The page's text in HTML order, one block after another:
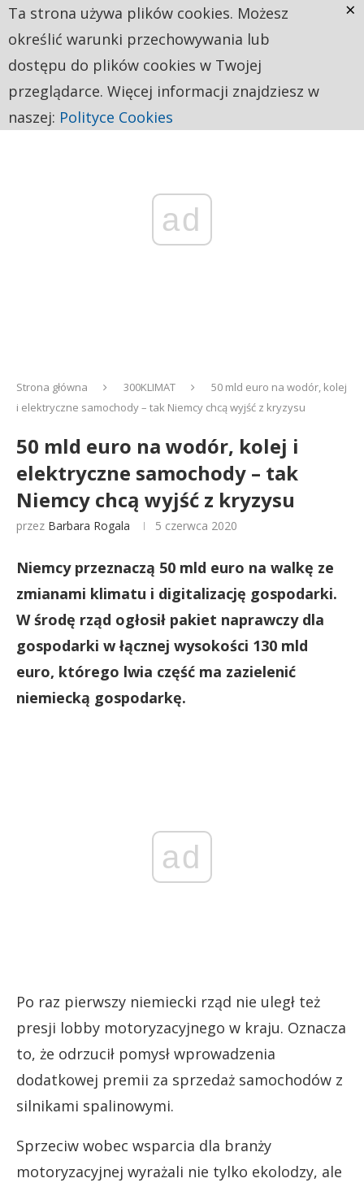
ad
Strona główna 300KLIMAT
50 mld euro na wodór, kolej
i elektryczne samochody – tak Niemcy chcą wyjść z kryzysu
50 mld euro na wodór, kolej i
elektryczne samochody – tak
Niemcy chcą wyjść z kryzysu
przez Barbara Rogala 5 czerwca 2020
Niemcy przeznaczą 50 mld euro na walkę ze
zmianami klimatu i digitalizację gospodarki.
W środę rząd ogłosił pakiet naprawczy dla
gospodarki w łącznej wysokości 130 mld
euro, którego lwia część ma zazielenić
niemiecką gospodarkę.
ad
Po raz pierwszy niemiecki rząd nie uległ też
presji lobby motoryzacyjnego w kraju. Oznacza
to, że odrzucił pomysł wprowadzenia
dodatkowej premii za sprzedaż samochodów z
silnikami spalinowymi.
Sprzeciw wobec wsparcia dla branży
motoryzacyjnej wyrażali nie tylko ekolodzy, ale
Ta strona używa plików cookies. Możesz
określić warunki przechowywania lub
dostępu do plików cookies w Twojej
przeglądarce. Więcej informacji znajdziesz w
naszej: Polityce Cookies
×